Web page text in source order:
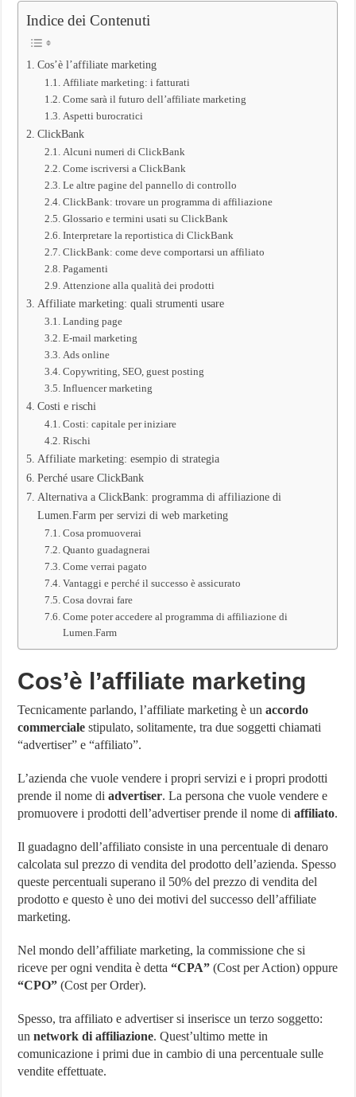
Indice dei Contenuti
Cos’è l’affiliate marketing
Affiliate marketing: i fatturati
Come sarà il futuro dell’affiliate marketing
Aspetti burocratici
ClickBank
Alcuni numeri di ClickBank
Come iscriversi a ClickBank
Le altre pagine del pannello di controllo
ClickBank: trovare un programma di affiliazione
Glossario e termini usati su ClickBank
Interpretare la reportistica di ClickBank
ClickBank: come deve comportarsi un affiliato
Pagamenti
Attenzione alla qualità dei prodotti
Affiliate marketing: quali strumenti usare
Landing page
E-mail marketing
Ads online
Copywriting, SEO, guest posting
Influencer marketing
Costi e rischi
Costi: capitale per iniziare
Rischi
Affiliate marketing: esempio di strategia
Perché usare ClickBank
Alternativa a ClickBank: programma di affiliazione di
Lumen.Farm per servizi di web marketing
Cosa promuoverai
Quanto guadagnerai
Come verrai pagato
Vantaggi e perché il successo è assicurato
Cosa dovrai fare
Come poter accedere al programma di affiliazione di
Lumen.Farm
Cos’è l’affiliate marketing
Tecnicamente parlando, l’affiliate marketing è unaccordo
commerciale stipulato, solitamente, tra due soggetti chiamati
“advertiser” e “affiliato”.
L’azienda che vuole vendere i propri servizi e i propri prodotti
prende il nome diadvertiser. La persona che vuole vendere e
promuovere i prodotti dell’advertiser prende il nome diaffiliato.
Il guadagno dell’affiliato consiste in una percentuale di denaro
calcolata sul prezzo di vendita del prodotto dell’azienda. Spesso
queste percentuali superano il 50% del prezzo di vendita del
prodotto e questo è uno dei motivi del successo dell’affiliate
marketing.
Nel mondo dell’affiliate marketing, la commissione che si
riceve per ogni vendita è detta“CPA” (Cost per Action) oppure
“CPO” (Cost per Order).
Spesso, tra affiliato e advertiser si inserisce un terzo soggetto:
unnetwork di affiliazione. Quest’ultimo mette in
comunicazione i primi due in cambio di una percentuale sulle
vendite effettuate.